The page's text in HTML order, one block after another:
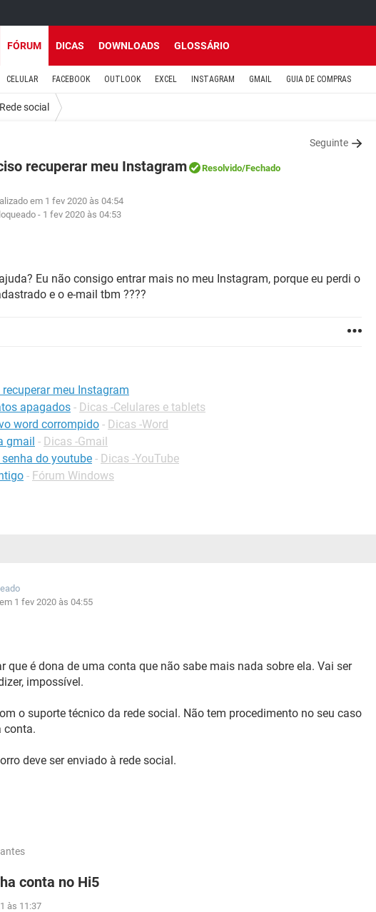
FÓRUM DICAS DOWNLOADS GLOSSÁRIO
CELULAR FACEBOOK OUTLOOK EXCEL INSTAGRAM GMAIL GUIA DE COMPRAS
Rede social
Seguinte
recuperar meu Instagram Resolvido/Fechado
em 1 fev 2020 às 04:54
- 1 fev 2020 às 04:53
Eu não consigo entrar mais no meu Instagram, porque eu perdi o
e o e-mail tbm ????
meu Instagram
apagados - Dicas -Celulares e tablets
word corrompido - Dicas -Word
gmail - Dicas -Gmail
do youtube - Dicas -YouTube
- Fórum Windows
1 fev 2020 às 04:55
que é dona de uma conta que não sabe mais nada sobre ela. Vai ser
impossível.
o suporte técnico da rede social. Não tem procedimento no seu caso
conta.
deve ser enviado à rede social.
conta no Hi5
às 11:37